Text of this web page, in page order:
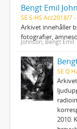
Bengt Emil
SE S-HS Acc2018/7
Arkivet innehåller
fotografier,
Johnson, Bengt Emil
SE Q
2010.